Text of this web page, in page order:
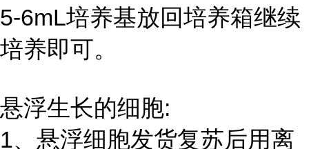
5-6mL培养基放回培养箱继续
培养即可。
悬浮生长的细胞:
1、悬浮细胞发货复苏后用离